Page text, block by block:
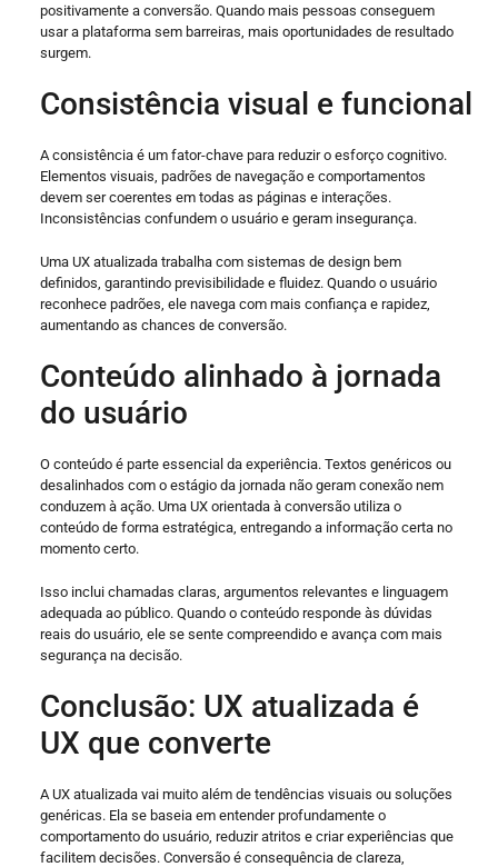
positivamente a conversão. Quando mais pessoas conseguem
usar a plataforma sem barreiras, mais oportunidades de resultado
surgem.
Consistência visual e funcional
A consistência é um fator-chave para reduzir o esforço cognitivo.
Elementos visuais, padrões de navegação e comportamentos
devem ser coerentes em todas as páginas e interações.
Inconsistências confundem o usuário e geram insegurança.
Uma UX atualizada trabalha com sistemas de design bem
definidos, garantindo previsibilidade e fluidez. Quando o usuário
reconhece padrões, ele navega com mais confiança e rapidez,
aumentando as chances de conversão.
Conteúdo alinhado à jornada
do usuário
O conteúdo é parte essencial da experiência. Textos genéricos ou
desalinhados com o estágio da jornada não geram conexão nem
conduzem à ação. Uma UX orientada à conversão utiliza o
conteúdo de forma estratégica, entregando a informação certa no
momento certo.
Isso inclui chamadas claras, argumentos relevantes e linguagem
adequada ao público. Quando o conteúdo responde às dúvidas
reais do usuário, ele se sente compreendido e avança com mais
segurança na decisão.
Conclusão: UX atualizada é
UX que converte
A UX atualizada vai muito além de tendências visuais ou soluções
genéricas. Ela se baseia em entender profundamente o
comportamento do usuário, reduzir atritos e criar experiências que
facilitem decisões. Conversão é consequência de clareza,